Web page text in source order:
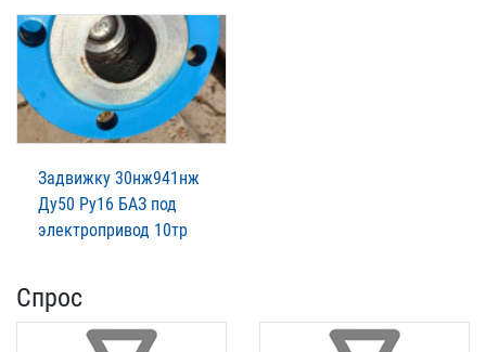
Задвижку 30нж941нж
Ду50 Ру16 БАЗ под
электропривод 10тр
Спрос